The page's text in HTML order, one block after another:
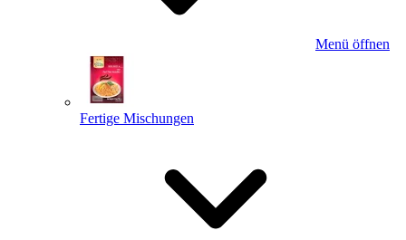
Menü öffnen
Fertige Mischungen